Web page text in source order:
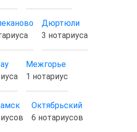
Дюртюли
3 нотариуса
Межгорье
1 нотариус
Октябрьский
6 нотариусов